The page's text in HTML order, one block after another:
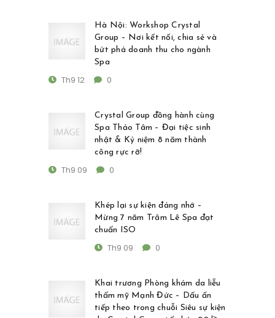
Hà Nội: Workshop Crystal
Group – Nơi kết nối, chia sẻ và
bứt phá doanh thu cho ngành
Spa
Th9 12 0
Crystal Group đồng hành cùng
Spa Thảo Tâm – Đại tiệc sinh
nhật & Kỷ niệm 8 năm thành
công rực rỡ!
Th9 09 0
Khép lại sự kiện đáng nhớ –
Mừng 7 năm Trâm Lê Spa đạt
chuẩn ISO
Th9 09 0
Khai trương Phòng khám da liễu
thẩm mỹ Mạnh Đức – Dấu ấn
tiếp theo trong chuỗi Siêu sự kiện